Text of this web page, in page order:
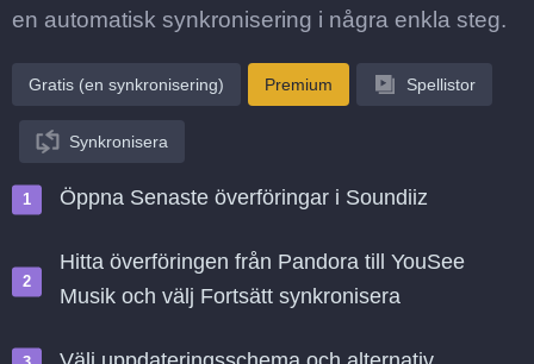
en automatisk synkronisering i några enkla steg.
Gratis (en synkronisering) Premium Spellistor
Synkronisera
Öppna Senaste överföringar i Soundiiz
Hitta överföringen från Pandora till YouSee
Musik och välj Fortsätt synkronisera